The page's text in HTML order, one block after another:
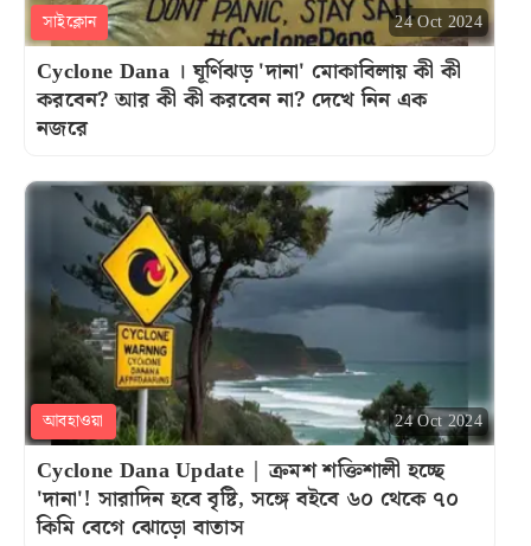
সাইক্লোন 24 Oct 2024
Cyclone Dana । ঘূর্ণিঝড় 'দানা' মোকাবিলায় কী কী
করবেন? আর কী কী করবেন না? দেখে নিন এক
নজরে
আবহাওয়া 24 Oct 2024
Cyclone Dana Update | ক্রমশ শক্তিশালী হচ্ছে
'দানা'! সারাদিন হবে বৃষ্টি, সঙ্গে বইবে ৬০ থেকে ৭০
কিমি বেগে ঝোড়ো বাতাস